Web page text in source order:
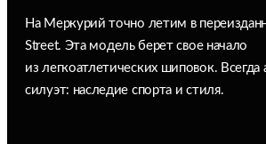
На Меркурий точно летим в
Street. Эта модель берет свое начало
из легкоатлетических шиповок. Всегда
силуэт: наследие спорта и стиля.